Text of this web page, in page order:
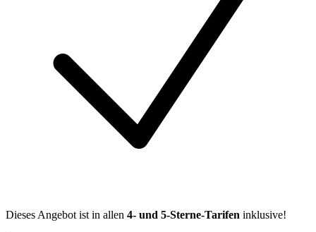
Dieses Angebot ist in allen 4- und 5-Sterne-Tarifen inklusive!